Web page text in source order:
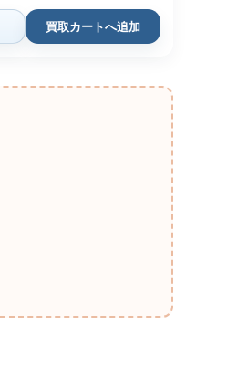
買取カートへ追加